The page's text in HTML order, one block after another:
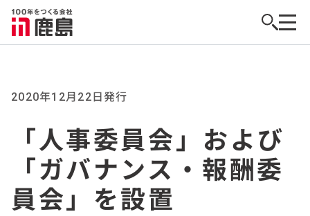
2020年12月 22日発行
「人事委員会」および
「ガバナンス・報酬委
員会」を設置